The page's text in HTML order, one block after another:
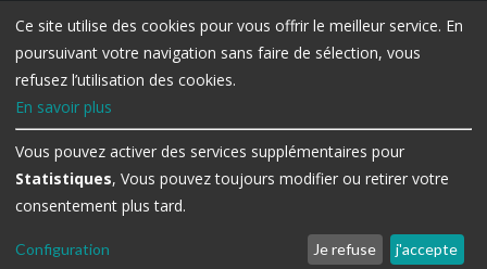
Accès
Ce site utilise des cookies pour vous offrir le meilleur service. En
poursuivant votre navigation sans faire de sélection, vous
refusez l’utilisation des cookies.
En savoir plus
Vous pouvez activer des services supplémentaires pour
Statistiques, Vous pouvez toujours modifier ou retirer votre
consentement plus tard.
Configuration Je refuse j'accepte